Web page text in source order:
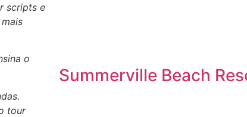
scripts e
o
tour
Summerville Beach